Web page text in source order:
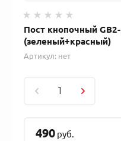
Пост кнопочный
(зеленый+красный)
Артикул: нет
490 руб.